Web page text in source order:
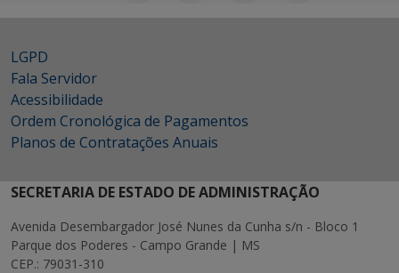
LGPD
Fala Servidor
Acessibilidade
Ordem Cronológica de Pagamentos
Planos de Contratações Anuais
SECRETARIA DE ESTADO DE ADMINISTRAÇÃO
Avenida Desembargador José Nunes da Cunha s/n - Bloco 1
Parque dos Poderes - Campo Grande | MS
CEP.: 79031-310